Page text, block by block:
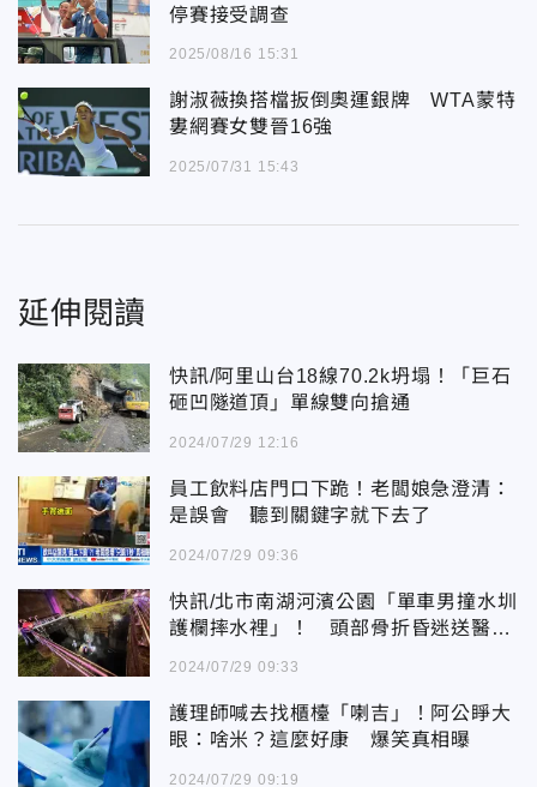
停賽接受調查
2025/08/16 15:31
謝淑薇換搭檔扳倒奧運銀牌 WTA蒙特
婁網賽女雙晉16強
2025/07/31 15:43
延伸閱讀
快訊/阿里山台18線70.2k坍塌！「巨石
砸凹隧道頂」單線雙向搶通
2024/07/29 12:16
員工飲料店門口下跪！老闆娘急澄清：
是誤會 聽到關鍵字就下去了
2024/07/29 09:36
快訊/北市南湖河濱公園「單車男撞水圳
護欄摔水裡」！ 頭部骨折昏迷送醫急
2024/07/29 09:33
護理師喊去找櫃檯「喇吉」！阿公睜大
眼：啥米？這麼好康 爆笑真相曝
2024/07/29 09:19